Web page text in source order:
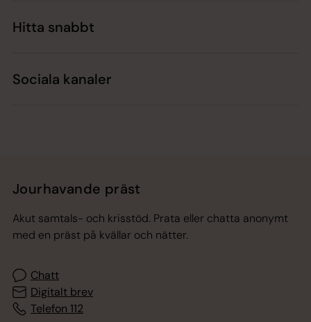
Hitta snabbt
Sociala kanaler
Jourhavande präst
Akut samtals- och krisstöd. Prata eller chatta anonymt
med en präst på kvällar och nätter.
Chatt
Digitalt brev
Telefon 112